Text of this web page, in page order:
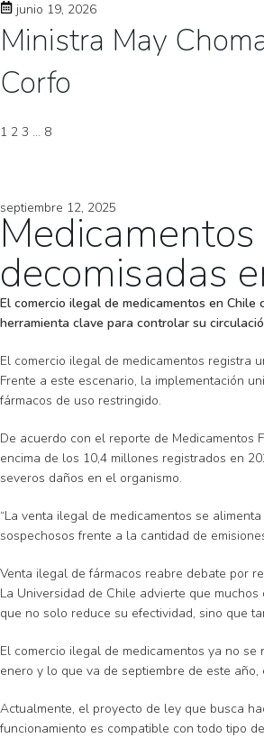
junio 19, 2026
Ministra May
Corfo
1 2 3 … 8
septiembre 12, 2025
decomisadas
El comercio ilegal de medicamentos en
herramienta clave para controlar su
El comercio ilegal de medicamentos registra
Frente a este escenario, la implementación
fármacos de uso restringido.
De acuerdo con el reporte de Medicamentos
encima de los 10,4 millones registrados en
severos daños en el organismo.
“La venta ilegal de medicamentos se
sospechosos frente a la cantidad de
Venta ilegal de fármacos reabre debate por
La Universidad de Chile advierte que
que no solo reduce su efectividad, sino que
El comercio ilegal de medicamentos ya no
enero y lo que va de septiembre de este
Actualmente, el proyecto de ley que busca
funcionamiento es compatible con todo tipo